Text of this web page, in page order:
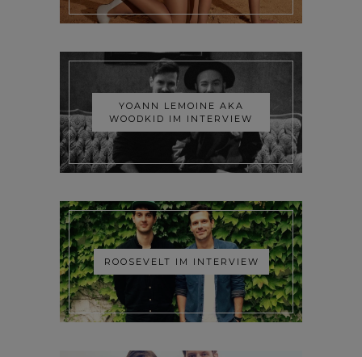
YOANN LEMOINE AKA
WOODKID IM INTERVIEW
ROOSEVELT IM INTERVIEW